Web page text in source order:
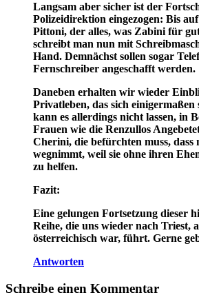
Langsam aber sicher ist der
Polizeidirektion eingezogen: Bis
Pittoni, der alles, was Zabini für
schreibt man nun mit
Hand. Demnächst sollen sogar
Fernschreiber angeschafft werden.
Daneben erhalten wir wieder
Privatleben, das sich
kann es allerdings nicht lassen, in
Frauen wie die Renzullos
Cherini, die befürchten muss,
wegnimmt, weil sie ohne ihren
zu helfen.
Fazit:
Eine gelungen Fortsetzung dieser
Reihe, die uns wieder nach Triest,
österreichisch war, führt. Gerne
Antworten
Schreibe einen Kommentar